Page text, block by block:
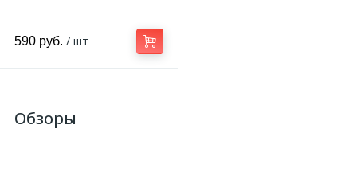
590 руб. / шт
Обзоры